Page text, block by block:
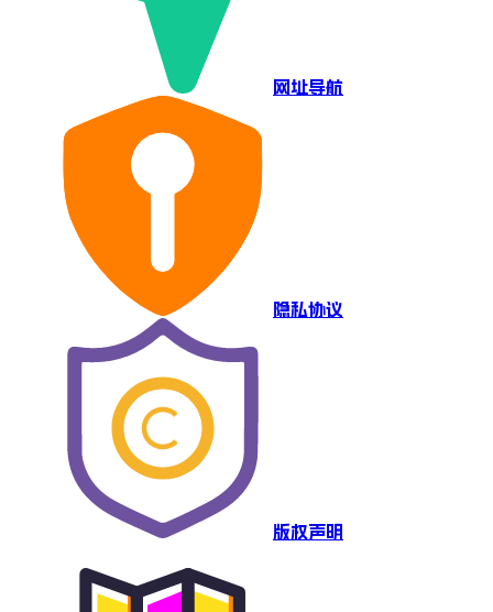
网址导航
隐私协议
版权声明